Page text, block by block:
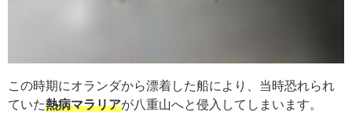
この時期にオランダから漂着した船により、当時恐れられ
ていた熱病マラリアが八重山へと侵入してしまいます。